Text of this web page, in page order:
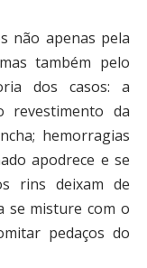
não apenas pela
também pelo
dos casos: a
revestimento da
hemorragias
apodrece e se
rins deixam de
se misture com o
pedaços do